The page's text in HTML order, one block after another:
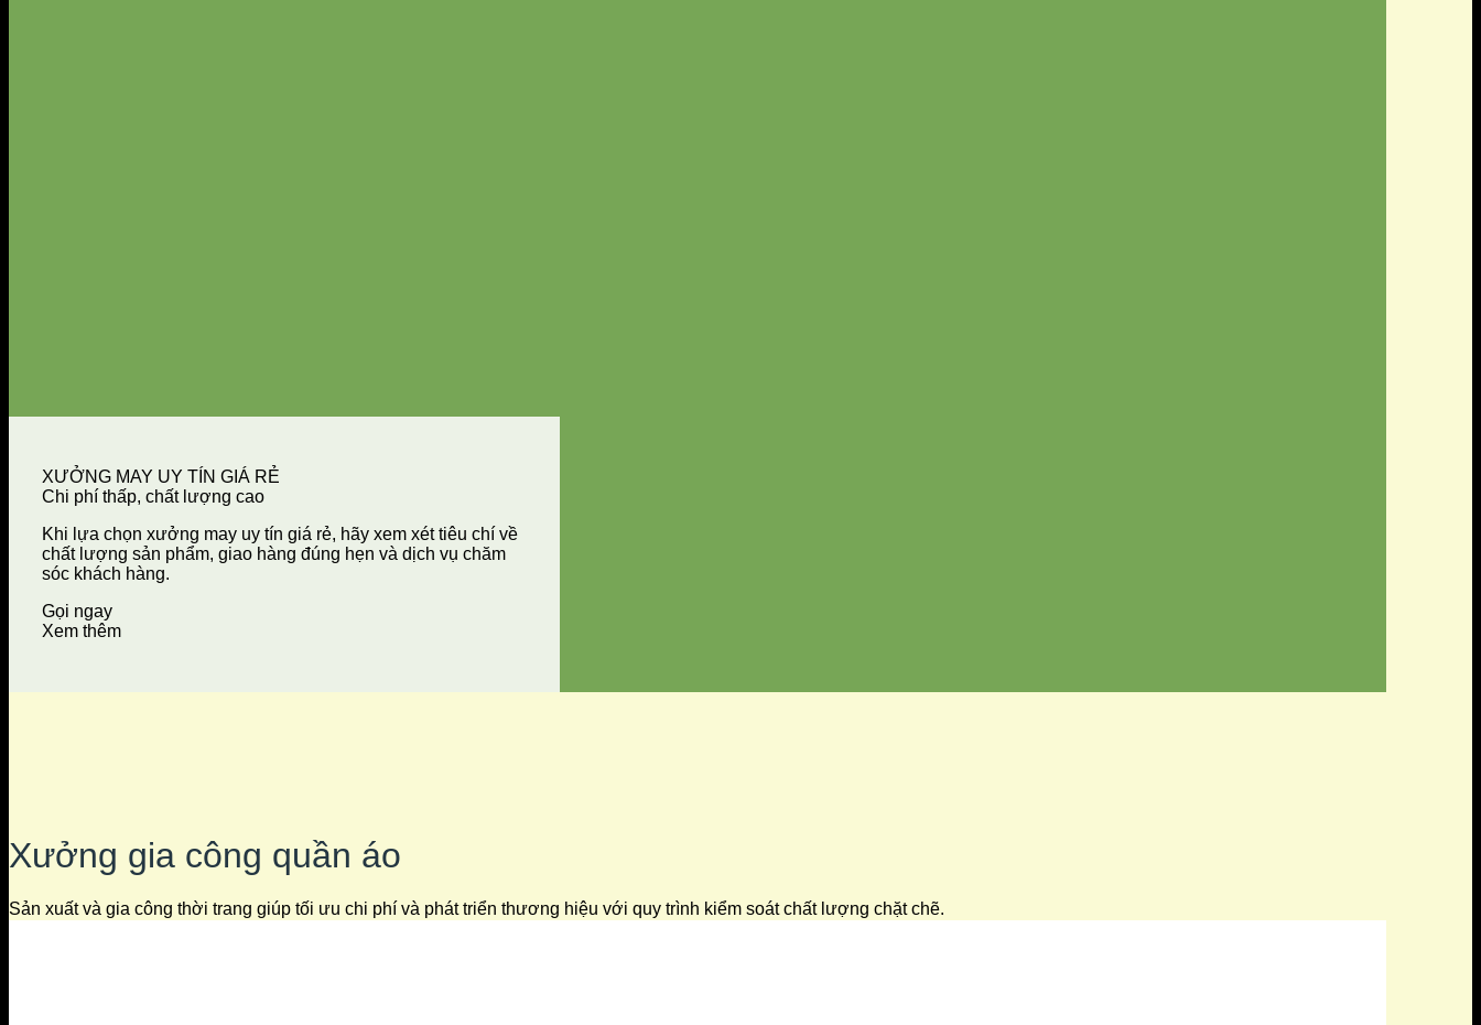
XƯỞNG MAY UY TÍN GIÁ RẺ
Chi phí thấp, chất lượng cao
Khi lựa chọn xưởng may uy tín giá rẻ, hãy xem xét tiêu chí về
chất lượng sản phẩm, giao hàng đúng hẹn và dịch vụ chăm
sóc khách hàng.
Gọi ngay
Xem thêm
Xưởng gia công quần áo
Sản xuất và gia công thời trang giúp tối ưu chi phí và phát triển thương hiệu với quy trình kiểm soát chất lượng chặt chẽ.